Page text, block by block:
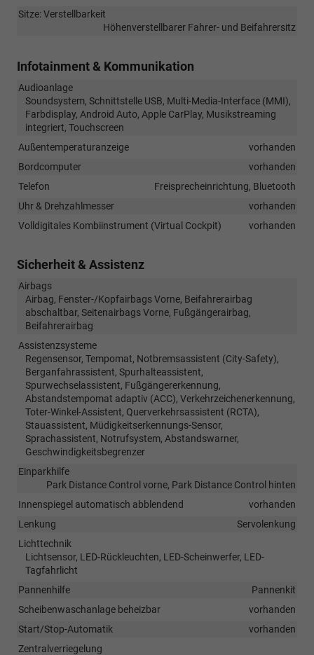
Sitze: Verstellbarkeit
Höhenverstellbarer Fahrer- und Beifahrersitz
Infotainment & Kommunikation
Audioanlage
Soundsystem, Schnittstelle USB, Multi-Media-Interface (MMI),
Farbdisplay, Android Auto, Apple CarPlay, Musikstreaming
integriert, Touchscreen
Außentemperaturanzeige
vorhanden
Bordcomputer
vorhanden
Telefon
Freisprecheinrichtung, Bluetooth
Uhr & Drehzahlmesser
vorhanden
Volldigitales Kombiinstrument (Virtual Cockpit)
vorhanden
Sicherheit & Assistenz
Airbags
Airbag, Fenster-/Kopfairbags Vorne, Beifahrerairbag
abschaltbar, Seitenairbags Vorne, Fußgängerairbag,
Beifahrerairbag
Assistenzsysteme
Regensensor, Tempomat, Notbremsassistent (City-Safety),
Berganfahrassistent, Spurhalteassistent,
Spurwechselassistent, Fußgängererkennung,
Abstandstempomat adaptiv (ACC), Verkehrzeichenerkennung,
Toter-Winkel-Assistent, Querverkehrsassistent (RCTA),
Stauassistent, Müdigkeitserkennungs-Sensor,
Sprachassistent, Notrufsystem, Abstandswarner,
Geschwindigkeitsbegrenzer
Einparkhilfe
Park Distance Control vorne, Park Distance Control hinten
Innenspiegel automatisch abblendend
vorhanden
Lenkung
Servolenkung
Lichttechnik
Lichtsensor, LED-Rückleuchten, LED-Scheinwerfer, LED-
Tagfahrlicht
Pannenhilfe
Pannenkit
Scheibenwaschanlage beheizbar
vorhanden
Start/Stop-Automatik
vorhanden
Zentralverriegelung